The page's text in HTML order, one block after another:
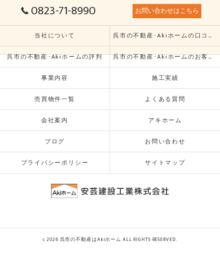
0823-71-8990 お問い合わせはこちら
当社について 呉市の不動産･Akiホームの口コミ情報
呉市の不動産･Akiホームの評判 呉市の不動産･Akiホームのお客様の声
事業内容 施工実績
売買物件一覧 よくある質問
会社案内 アキホーム
ブログ お問い合わせ
プライバシーポリシー サイトマップ
c 2026 呉市の不動産はAkiホーム ALL RIGHTS RESERVED.